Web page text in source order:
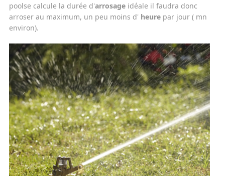
poolse calcule la durée d'arrosageidéale il faudra donc
arroser au maximum, un peu moins d' heurepar jour ( mn
environ).